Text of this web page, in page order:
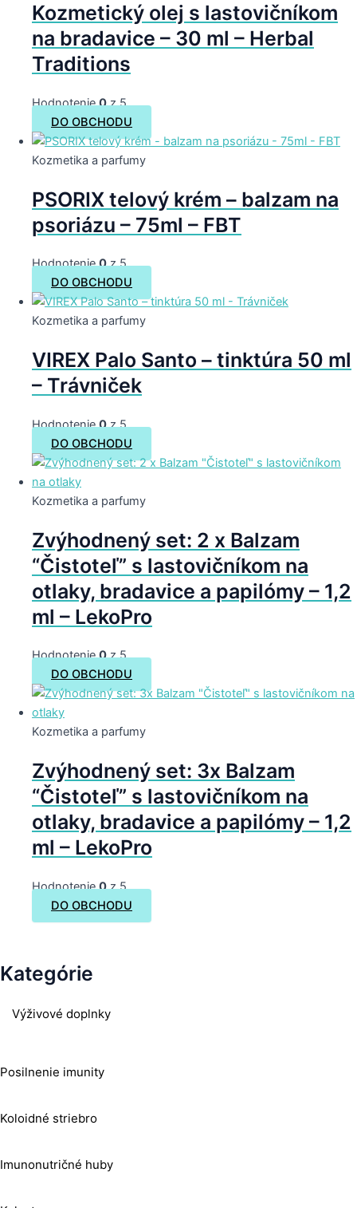
Kategórie
Výživové doplnky
Posilnenie imunity
Koloidné striebro
Imunonutričné huby
Kozmetický olej s lastovičníkom
na bradavice – 30 ml – Herbal
Traditions
Hodnotenie0z 5
DO OBCHODU
Kozmetika a parfumy
PSORIX telový krém – balzam na
psoriázu – 75ml – FBT
Hodnotenie0z 5
DO OBCHODU
Kozmetika a parfumy
VIREX Palo Santo – tinktúra 50 ml
– Trávniček
Hodnotenie0z 5
DO OBCHODU
Kozmetika a parfumy
Zvýhodnený set: 2 x Balzam
“Čistoteľ” s lastovičníkom na
otlaky, bradavice a papilómy – 1,2
ml – LekoPro
Hodnotenie0z 5
DO OBCHODU
Kozmetika a parfumy
Zvýhodnený set: 3x Balzam
“Čistoteľ” s lastovičníkom na
otlaky, bradavice a papilómy – 1,2
ml – LekoPro
Hodnotenie0z 5
DO OBCHODU